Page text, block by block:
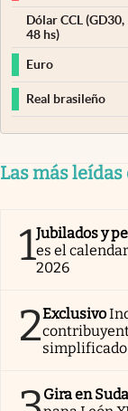
Dólar CCL (GD30,
48 hs)
Euro
Real brasileño
Las más
1Jubilados y
es el
2026
2Exclusivo
simplificado
Gira en